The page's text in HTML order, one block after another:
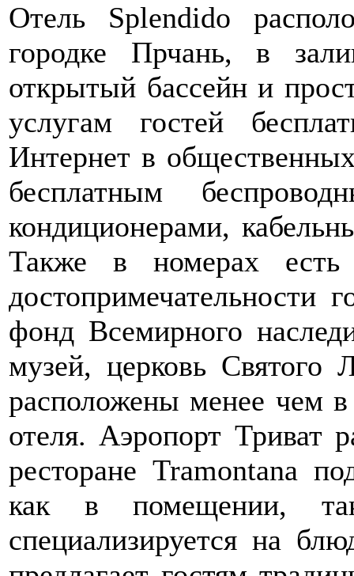
Отель Splendido
городке Прчань, в
открытый бассейн и
услугам гостей
Интернет в
бесплатным
кондиционерами,
Также в номерах
достопримечательности
фонд Всемирного
музей, церковь Святого
расположены менее чем
отеля. Аэропорт Триват
ресторане Tramontana
как в помещении,
специализируется на